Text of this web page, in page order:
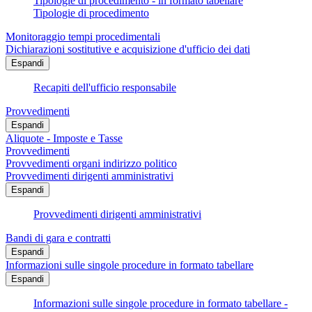
Tipologie di procedimento
Monitoraggio tempi procedimentali
Dichiarazioni sostitutive e acquisizione d'ufficio dei dati
Espandi
Recapiti dell'ufficio responsabile
Provvedimenti
Espandi
Aliquote - Imposte e Tasse
Provvedimenti
Provvedimenti organi indirizzo politico
Provvedimenti dirigenti amministrativi
Espandi
Provvedimenti dirigenti amministrativi
Bandi di gara e contratti
Espandi
Informazioni sulle singole procedure in formato tabellare
Espandi
Informazioni sulle singole procedure in formato tabellare -